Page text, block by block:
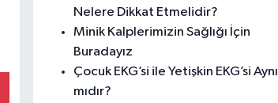
Nelere Dikkat Etmelidir?
Minik Kalplerimizin Sağlığı İçin
Buradayız
Çocuk EKG’si ile Yetişkin EKG’si Aynı
mıdır?